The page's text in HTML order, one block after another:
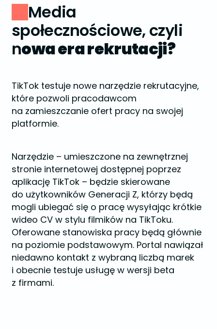
Media
społecznościowe, czyli
nowa era rekrutacji?
TikTok testuje nowe narzędzie rekrutacyjne,
które pozwoli pracodawcom
na zamieszczanie ofert pracy na swojej
platformie.
Narzędzie – umieszczone na zewnętrznej
stronie internetowej dostępnej poprzez
aplikację TikTok – będzie skierowane
do użytkowników Generacji Z, którzy będą
mogli ubiegać się o pracę wysyłając krótkie
wideo CV w stylu filmików na TikToku.
Oferowane stanowiska pracy będą głównie
na poziomie podstawowym. Portal nawiązał
niedawno kontakt z wybraną liczbą marek
i obecnie testuje usługę w wersji beta
z firmami.